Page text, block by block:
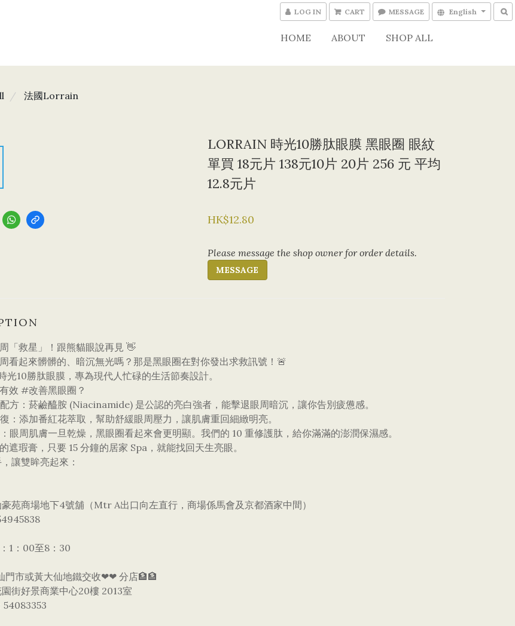
LOG IN CART MESSAGE English
HOME ABOUT SHOP ALL
法國Lorrain
LORRAIN 時光10勝肽眼膜 黑眼圈 眼紋
單買 18元片 138元10片 20片 256 元 平均
12.8元片
HK$12.80
Please message the shop owner for order details.
MESSAGE
「救星」！跟熊貓眼說再見 👋
看起來髒髒的、暗沉無光嗎？那是黑眼圈在對你發出求救訊號！🚨
光10勝肽眼膜，專為現代人忙碌的生活節奏設計。
效 #改善黑眼圈？
方：菸鹼醯胺 (Niacinamide) 是公認的亮白強者，能擊退眼周暗沉，讓你告別疲憊感。
：添加番紅花萃取，幫助舒緩眼周壓力，讓肌膚重回細緻明亮。
眼周肌膚一旦乾燥，黑眼圈看起來會更明顯。我們的 10 重修護肽，給你滿滿的澎潤保濕感。
遮瑕膏，只要 15 分鐘的居家 Spa，就能找回天生亮眼。
讓雙眸亮起來：
苑商場地下4號舖（Mtr A出口向左直行，商場係馬會及京都酒家中間）
1：00至8：30
市或黃大仙地鐵交收❤❤ 分店🏦🏦
街好景商業中心20樓 2013室